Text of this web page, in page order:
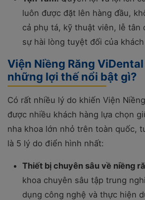
luôn được đặt lên hàng đầu,
cả phụ tá, kỹ thuật viên, lễ tân
sự hài lòng tuyệt đối của
Viện Niềng Răng
những lợi thế nổi bật gì?
Có rất nhiều lý do khiến Viện
được nhiều khách hàng lựa chọn
nha khoa lớn nhỏ trên toàn quốc,
là 5 lý do điển hình nhất:
Thiết bị chuyên sâu về niềng
khoa chuyên sâu tập trung
dụng công nghệ và thực hiện